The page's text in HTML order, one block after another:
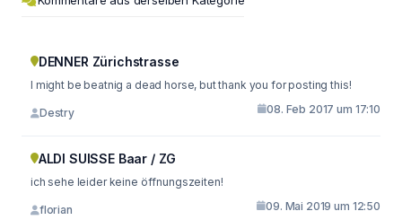
DENNER Zürichstrasse
I might be beatnig a dead horse, but thank you for posting this!
Destry 08. Feb 2017 um 17:10
ALDI SUISSE Baar / ZG
ich sehe leider keine öffnungszeiten!
florian 09. Mai 2019 um 12:50